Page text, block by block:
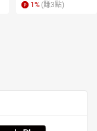
1 % (賺3點)